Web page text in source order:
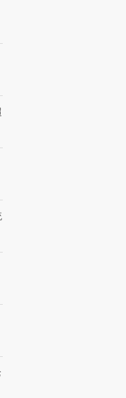
难民潮撕裂西班牙
对话】华住集团
不靠规模取胜，华